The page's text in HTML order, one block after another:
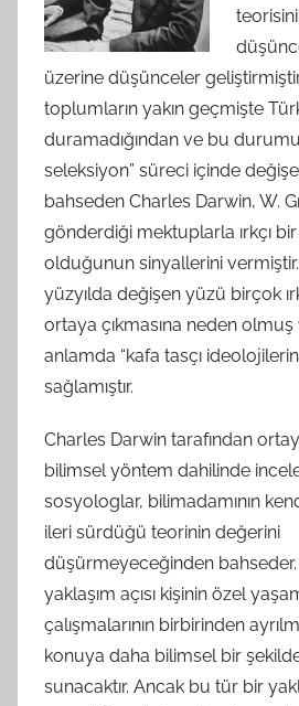
üzerine düşünceler
toplumların yakın geçmişte
duramadığından ve bu
seleksiyon” süreci içinde
bahseden Charles Darwin, W.
gönderdiği mektuplarla ırkçı bir
olduğunun sinyallerini
yüzyılda değişen yüzü birçok
ortaya çıkmasına neden
anlamda “kafa tasçı
sağlamıştır.
Charles Darwin tarafından
bilimsel yöntem dahilinde
sosyologlar, bilimadamının
ileri sürdüğü teorinin değerini
düşürmeyeceğinden
yaklaşım açısı kişinin özel
çalışmalarının birbirinden
konuya daha bilimsel bir
sunacaktır. Ancak bu tür bir